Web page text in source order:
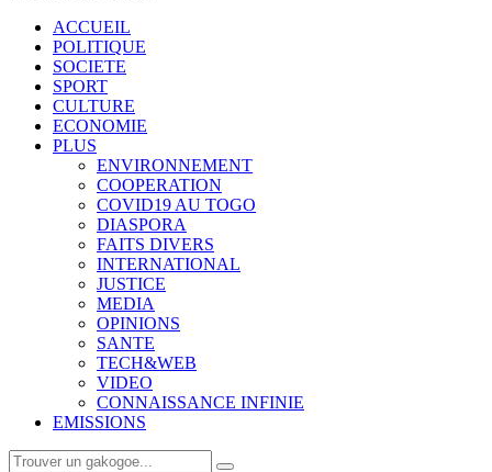
ACCUEIL
POLITIQUE
SOCIETE
SPORT
CULTURE
ECONOMIE
PLUS
ENVIRONNEMENT
COOPERATION
COVID19 AU TOGO
DIASPORA
FAITS DIVERS
INTERNATIONAL
JUSTICE
MEDIA
OPINIONS
SANTE
TECH&WEB
VIDEO
CONNAISSANCE INFINIE
EMISSIONS